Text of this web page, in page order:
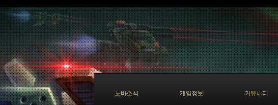
노바소식 게임정보 커뮤니티